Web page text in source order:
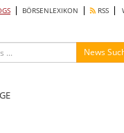
BÖRSENLEXIKON RSS
News